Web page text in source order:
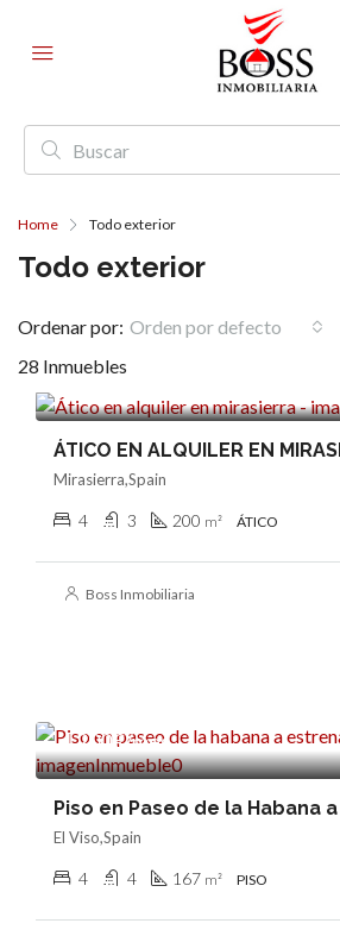
Home Todo exterior
Todo exterior
28 Inmuebles
Ordenar por: Orden por defecto
ÁTICO EN ALQUILER EN
Mirasierra,Spain
4 3 200 m² ÁTICO
Boss Inmobiliaria
4.200€/mes
Piso en Paseo de la Habana
El Viso,Spain
4 4 167 m² PISO